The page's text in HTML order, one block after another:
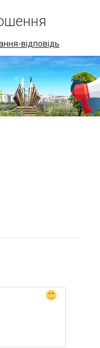
відповідь